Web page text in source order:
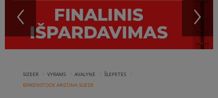
SIZEER VYRAMS AVALYNĖ ŠLEPETĖS
BIRKENSTOCK ARIZONA SUEDE